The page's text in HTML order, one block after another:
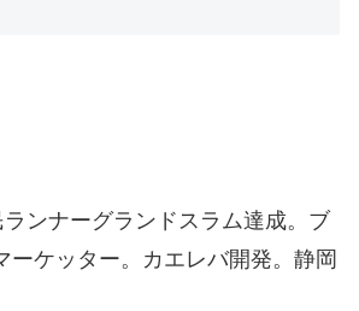
ンナーグランドスラム達成。ブ
ーケッター。カエレバ開発。静岡